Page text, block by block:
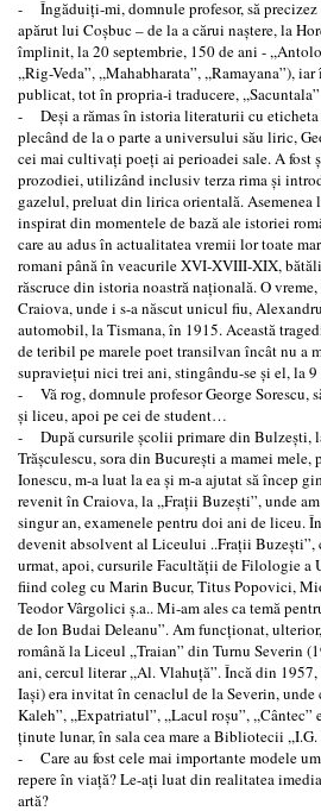
- Îngăduiţi-mi, domnule profesor, să precizez
apărut lui Coşbuc – de la a cărui naştere, la
împlinit, la 20 septembrie, 150 de ani -
,,Rig-Veda”, ,,Mahabharata”, ,,Ramayana”),
publicat, tot în propria-i traducere,
- Deşi a rămas în istoria literaturii cu eticheta
plecând de la o parte a universului său liric,
cei mai cultivaţi poeţi ai perioadei sale. A fost
prozodiei, utilizând inclusiv terza rima şi
gazelul, preluat din lirica orientală.
inspirat din momentele de bază ale istoriei
care au adus în actualitatea vremii lor toate
romani până în veacurile XVI-XVIII-XIX,
răscruce din istoria noastră naţională. O
Craiova, unde i s-a născut unicul fiu,
automobil, la Tismana, în 1915. Această
de teribil pe marele poet transilvan încât nu a
supravieţui nici trei ani, stingându-se şi el, la
- Vă rog, domnule profesor George Sorescu,
şi liceu, apoi pe cei de student…
- După cursurile şcolii primare din Bulzeşti,
Trăşculescu, sora din Bucureşti a mamei
Ionescu, m-a luat la ea şi m-a ajutat să încep
revenit în Craiova, la ,,Fraţii Buzeşti”, unde
singur an, examenele pentru doi ani de liceu.
devenit absolvent al Liceului ..Fraţii
urmat, apoi, cursurile Facultăţii de Filologie
fiind coleg cu Marin Bucur, Titus Popovici,
Teodor Vârgolici ş.a.. Mi-am ales ca temă
de Ion Budai Deleanu”. Am funcţionat,
română la Liceul ,,Traian” din Turnu Severin
ani, cercul literar ,,Al. Vlahuţă”. Încă din
Iaşi) era invitat în cenaclul de la Severin,
Kaleh”, ,,Expatriatul”, ,,Lacul roşu”, ,,Cântec”
ţinute lunar, în sala cea mare a Bibliotecii
- Care au fost cele mai importante modele
repere în viaţă? Le-aţi luat din realitatea
artă?